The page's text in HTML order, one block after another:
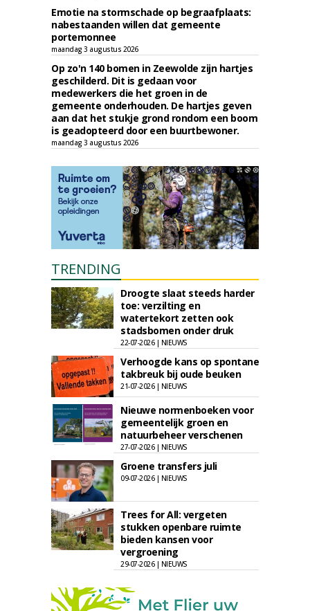
Emotie na stormschade op begraafplaats:
nabestaanden willen dat gemeente
portemonnee
maandag 3 augustus 2026
Op zo'n 140 bomen in Zeewolde zijn hartjes
geschilderd. Dit is gedaan voor
medewerkers die het groen in de
gemeente onderhouden. De hartjes geven
aan dat het stukje grond rondom een boom
is geadopteerd door een buurtbewoner.
maandag 3 augustus 2026
TRENDING
Droogte slaat steeds harder
toe: verzilting en
watertekort zetten ook
stadsbomen onder druk
22-07-2026 | NIEUWS
Verhoogde kans op spontane
takbreuk bij oude beuken
21-07-2026 | NIEUWS
Nieuwe normenboeken voor
gemeentelijk groen en
natuurbeheer verschenen
27-07-2026 | NIEUWS
Groene transfers juli
09-07-2026 | NIEUWS
Trees for All: vergeten
stukken openbare ruimte
bieden kansen voor
vergroening
29-07-2026 | NIEUWS